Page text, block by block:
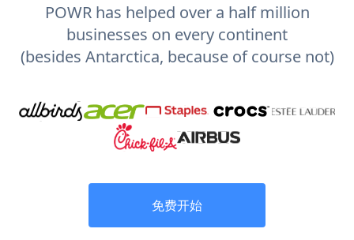
POWR has helped over a half million
businesses on every continent
(besides Antarctica, because of course not)
免费开始